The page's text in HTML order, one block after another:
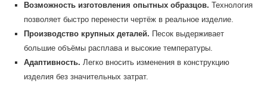
Возможность изготовления опытных образцов. Технология
позволяет быстро перенести чертёж в реальное изделие.
Производство крупных деталей. Песок выдерживает
большие объёмы расплава и высокие температуры.
Адаптивность. Легко вносить изменения в конструкцию
изделия без значительных затрат.